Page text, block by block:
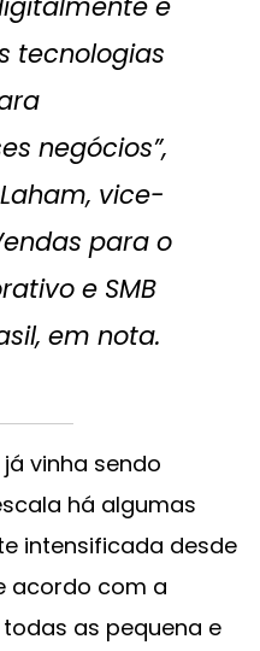
e
tecnologias
negócios”,
vice-
para o
e SMB
em nota.
vinha sendo
há algumas
intensificada desde
acordo com a
as pequena e